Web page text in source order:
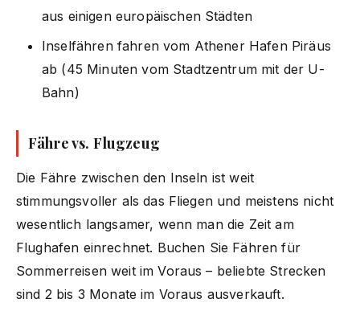
aus einigen europäischen Städten
Inselfähren fahren vom Athener Hafen Piräus
ab (45 Minuten vom Stadtzentrum mit der U-
Bahn)
Fähre vs. Flugzeug
Die Fähre zwischen den Inseln ist weit
stimmungsvoller als das Fliegen und meistens nicht
wesentlich langsamer, wenn man die Zeit am
Flughafen einrechnet. Buchen Sie Fähren für
Sommerreisen weit im Voraus – beliebte Strecken
sind 2 bis 3 Monate im Voraus ausverkauft.